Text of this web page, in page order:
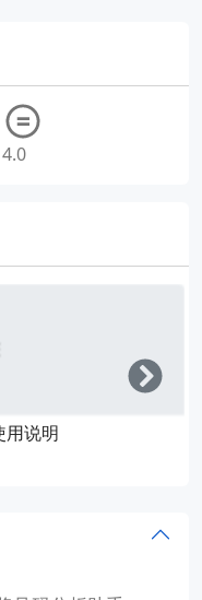
用说明